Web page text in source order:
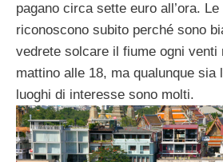
pagano circa sette euro all’ora.
riconoscono subito perché sono
vedrete solcare il fiume ogni venti
mattino alle 18, ma qualunque sia
luoghi di interesse sono molti.